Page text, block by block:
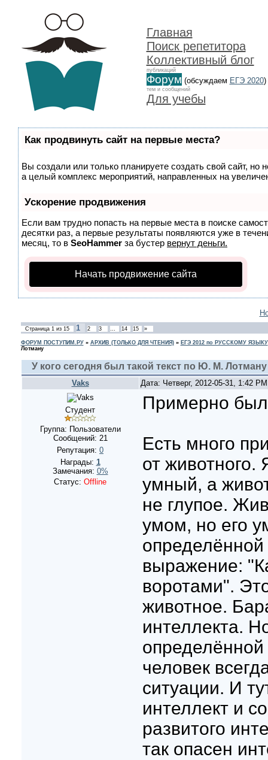
Главная
Поиск репетитора
Коллективный блог
публикаций
Форум (обсуждаем ЕГЭ 2020)
тем и сообщений
Для учебы
Как продвинуть сайт на первые места?
Вы создали или только планируете создать свой сайт, но
а целый комплекс мероприятий, направленных на
Ускорение продвижения
Если вам трудно попасть на первые места в поиске
десятки раз, а первые результаты появляются уже в
месяц, то в SeoHammer за бустер вернут деньги.
Начать продвижение сайта
Страница 1из 15 1 2 3 … 14 15 »
ФОРУМ ПОСТУПИМ.РУ» АРХИВ (ТОЛЬКО ДЛЯ ЧТЕНИЯ)» ЕГЭ 2012 по РУССКОМУ ЯЗЫКУ
Лотману
У кого сегодня был такой текст по Ю. М. Лотману
Vaks Дата: Четверг, 2012-05-31, 1:42
Студент
Группа: Пользователи
Сообщений: 21
Репутация: 0
Награды: 1
Замечания: 0%
Статус: Offline
Примерно был
Есть много
от животного.
умный, а
не глупое.
умом, но его
определённой
выражение:
воротами".
животное.
интеллекта.
определённой
человек
ситуации. И
интеллект и
развитого
так опасен